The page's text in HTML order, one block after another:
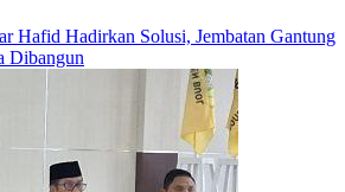
Hafid Hadirkan Solusi, Jembatan Gantung
Dibangun